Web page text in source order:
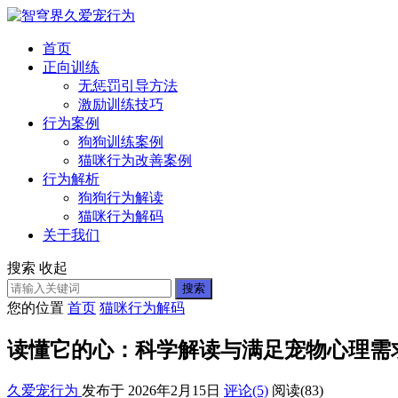
首页
正向训练
无惩罚引导方法
激励训练技巧
行为案例
狗狗训练案例
猫咪行为改善案例
行为解析
狗狗行为解读
猫咪行为解码
关于我们
搜索 收起
搜索
您的位置 首页 猫咪行为解码
读懂它的心：科学解读与满足宠物心理需
久爱宠行为 发布于 2026年2月15日 评论(5) 阅读(83)